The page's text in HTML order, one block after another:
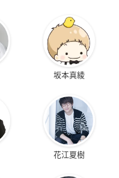
坂本真綾
花江夏樹